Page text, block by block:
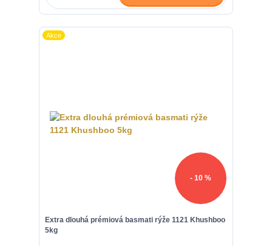
Akce
- 10 %
Extra dlouhá prémiová basmati rýže 1121 Khushboo
5kg